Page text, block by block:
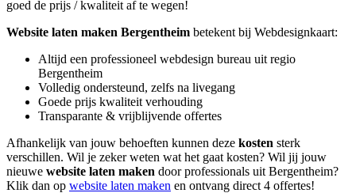
goed de prijs / kwaliteit af te wegen!
Website laten maken Bergentheim betekent bij Webdesignkaart:
Altijd een professioneel webdesign bureau uit regio
Bergentheim
Volledig ondersteund, zelfs na livegang
Goede prijs kwaliteit verhouding
Transparante & vrijblijvende offertes
Afhankelijk van jouw behoeften kunnen deze kosten sterk
verschillen. Wil je zeker weten wat het gaat kosten? Wil jij jouw
nieuwe website laten maken door professionals uit Bergentheim?
Klik dan op website laten maken en ontvang direct 4 offertes!